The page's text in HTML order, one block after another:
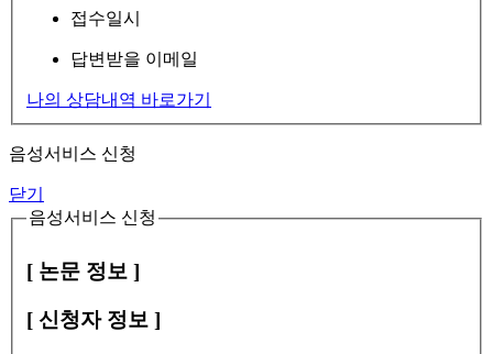
접수일시
답변받을 이메일
나의 상담내역 바로가기
음성서비스 신청
닫기
음성서비스 신청
[ 논문 정보 ]
[ 신청자 정보 ]